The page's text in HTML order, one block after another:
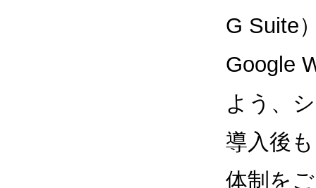
G Suite
Google
よう、
導入後
体制を